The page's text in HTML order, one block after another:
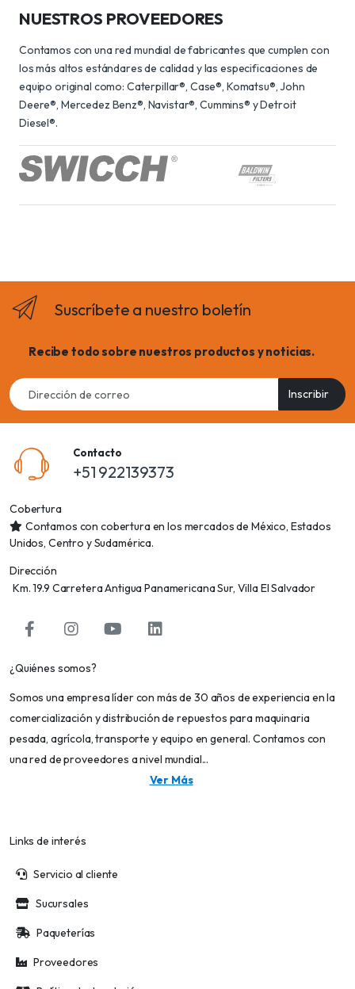
NUESTROS PROVEEDORES
Contamos con una red mundial de fabricantes que cumplen con
los más altos estándares de calidad y las especificaciones de
equipo original como: Caterpillar®, Case®, Komatsu®, John
Deere®, Mercedez Benz®, Navistar®, Cummins® y Detroit
Diesel®.
Suscríbete a nuestro boletín
Recibe todo sobre nuestros productos y noticias.
Email
address
Inscribir
Contacto
+51 922139373
Cobertura
Contamos con cobertura en los mercados de México, Estados
Unidos, Centro y Sudamérica.
Dirección
Km. 19.9 Carretera Antigua Panamericana Sur, Villa El Salvador
¿Quiénes somos?
Somos una empresa líder con más de 30 años de experiencia en la
comercialización y distribución de repuestos para maquinaria
pesada, agrícola, transporte y equipo en general. Contamos con
una red de proveedores a nivel mundial...
Ver Más
Links de interés
Servicio al cliente
Sucursales
Paqueterías
Proveedores